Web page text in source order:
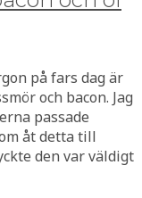
på fars dag är
och bacon. Jag
passade
åt detta till
den var väldigt